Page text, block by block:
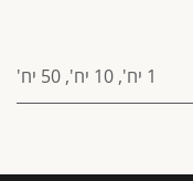
1 יח' , 10 יח' , 50 יח'